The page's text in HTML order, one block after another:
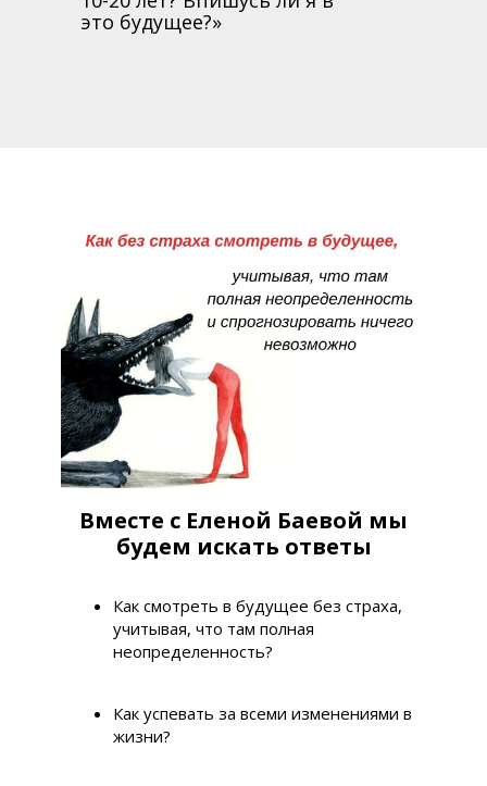
это будущее?»
Как смотреть в будущее без страха,
учитывая, что там полная
неопределенность?
Как успевать за всеми изменениями в
жизни?
Вместе с Еленой Баевой мы
будем искать ответы